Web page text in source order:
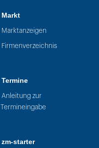
Markt
Marktanzeigen
Firmenverzeichnis
Termine
Anleitung zur
Termineingabe
zm-starter